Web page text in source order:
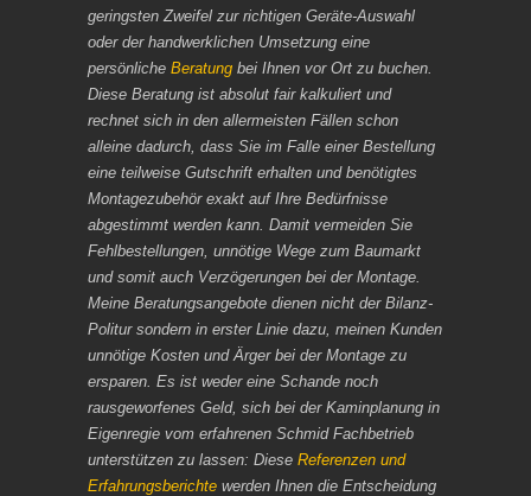
geringsten Zweifel zur richtigen Geräte-Auswahl
oder der handwerklichen Umsetzung eine
persönliche Beratung bei Ihnen vor Ort zu buchen.
Diese Beratung ist absolut fair kalkuliert und
rechnet sich in den allermeisten Fällen schon
alleine dadurch, dass Sie im Falle einer Bestellung
eine teilweise Gutschrift erhalten und benötigtes
Montagezubehör exakt auf Ihre Bedürfnisse
abgestimmt werden kann. Damit vermeiden Sie
Fehlbestellungen, unnötige Wege zum Baumarkt
und somit auch Verzögerungen bei der Montage.
Meine Beratungsangebote dienen nicht der Bilanz-
Politur sondern in erster Linie dazu, meinen Kunden
unnötige Kosten und Ärger bei der Montage zu
ersparen. Es ist weder eine Schande noch
rausgeworfenes Geld, sich bei der Kaminplanung in
Eigenregie vom erfahrenen Schmid Fachbetrieb
unterstützen zu lassen: Diese Referenzen und
Erfahrungsberichte werden Ihnen die Entscheidung